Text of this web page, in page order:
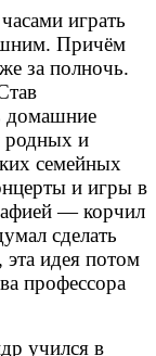
играть
Причём
за полночь.
домашние
родных и
семейных
и игры в
— корчил
сделать
идея потом
профессора
учился в